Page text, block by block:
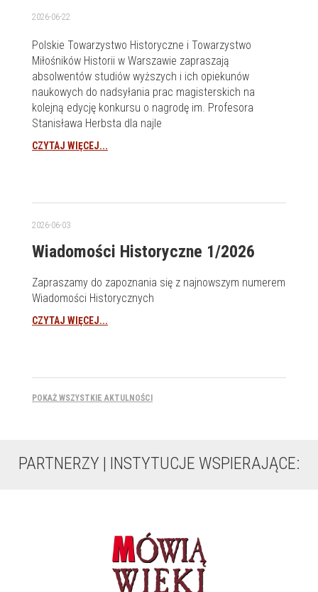
2026-06-22
Polskie Towarzystwo Historyczne i Towarzystwo
Miłośników Historii w Warszawie zapraszają
absolwentów studiów wyższych i ich opiekunów
naukowych do nadsyłania prac magisterskich na
kolejną edycję konkursu o nagrodę im. Profesora
Stanisława Herbsta dla najle
CZYTAJ WIĘCEJ...
2026-06-03
Wiadomości Historyczne 1/2026
Zapraszamy do zapoznania się z najnowszym numerem
Wiadomości Historycznych
CZYTAJ WIĘCEJ...
POKAŻ WSZYSTKIE AKTULNOŚCI
PARTNERZY | INSTYTUCJE WSPIERAJĄCE: